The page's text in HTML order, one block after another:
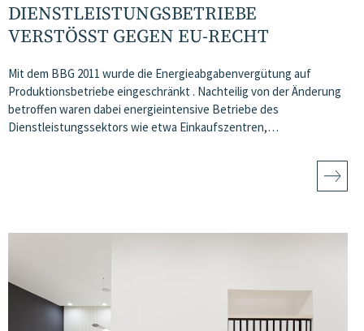
DIENSTLEISTUNGSBETRIEBE
VERSTÖSST GEGEN EU-RECHT
Mit dem BBG 2011 wurde die Energieabgabenvergütung auf
Produktionsbetriebe eingeschränkt . Nachteilig von der Änderung
betroffen waren dabei energieintensive Betriebe des
Dienstleistungssektors wie etwa Einkaufszentren,…